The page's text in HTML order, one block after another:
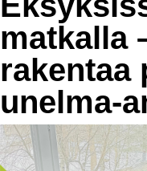
matkalla
rakentaa
unelma-